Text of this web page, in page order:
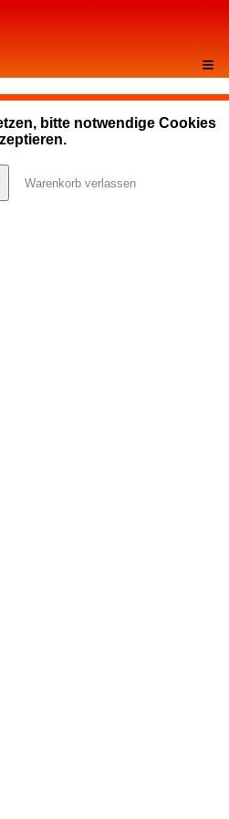
≡
bitte notwendige Cookies
Warenkorb verlassen